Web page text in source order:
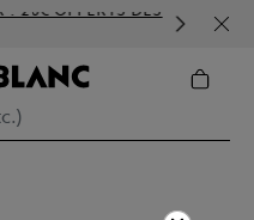
: 20€ OFFERTS DÈS